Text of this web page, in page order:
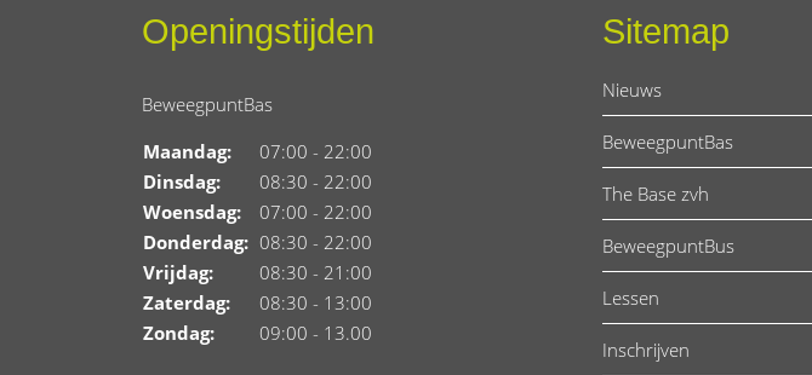
Openingstijden
BeweegpuntBas
Maandag:
07:00 - 22:00
Dinsdag:
08:30 - 22:00
Woensdag:
07:00 - 22:00
Donderdag: 08:30 - 22:00
Vrijdag:
08:30 - 21:00
Zaterdag:
08:30 - 13:00
Zondag:
09:00 - 13.00
Sitemap
Nieuws
BeweegpuntBas
The Base zvh
BeweegpuntBus
Lessen
Inschrijven